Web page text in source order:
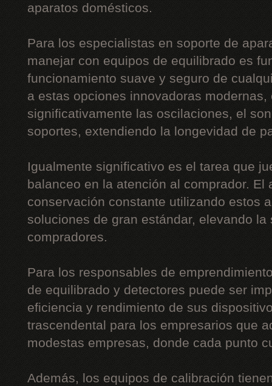
aparatos domésticos.
Para los especialistas en soporte de
manejar con equipos de equilibrado es
funcionamiento suave y seguro de
a estas opciones innovadoras
significativamente las oscilaciones, el
soportes, extendiendo la longevidad de
Igualmente significativo es el tarea que
balanceo en la atención al comprador. El
conservación constante utilizando estos
soluciones de gran estándar, elevando
compradores.
Para los responsables de
de equilibrado y detectores puede ser
eficiencia y rendimiento de sus
trascendental para los empresarios que
modestas empresas, donde cada punto
Además, los equipos de calibración